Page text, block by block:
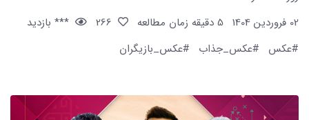
02 فروردین 1404
5 دقیقه زمان مطالعه
*** بازدید
#عکس
#عکس_جذاب #عکس_بازیگران